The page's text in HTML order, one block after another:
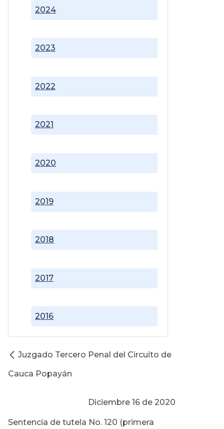
2016
2017
2018
2019
2020
2021
2022
2023
2024
Juzgado Tercero Penal del Circuito de
Cauca Popayán
Diciembre 16 de 2020
Sentencia de tutela No. 120 (primera